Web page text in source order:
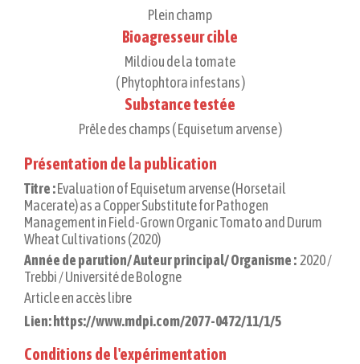
Plein champ
Bioagresseur cible
Mildiou de la tomate
( Phytophtora infestans )
Substance testée
Prêle des champs ( Equisetum arvense )
Présentation de la publication
Titre :Evaluation of Equisetum arvense (Horsetail
Macerate) as a Copper Substitute for Pathogen
Management in Field-Grown Organic Tomato and Durum
Wheat Cultivations (2020)
Année de parution/ Auteur principal/ Organisme : 2020 /
Trebbi / Université de Bologne
Article en accès libre
Lien: https://www.mdpi.com/2077-0472/11/1/5
Conditions de l'expérimentation